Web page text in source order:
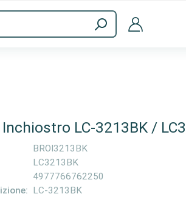
Accessori per computer
LC-3213BK /
BROI3213BK
LC3213BK
4977766762250
LC-3213BK